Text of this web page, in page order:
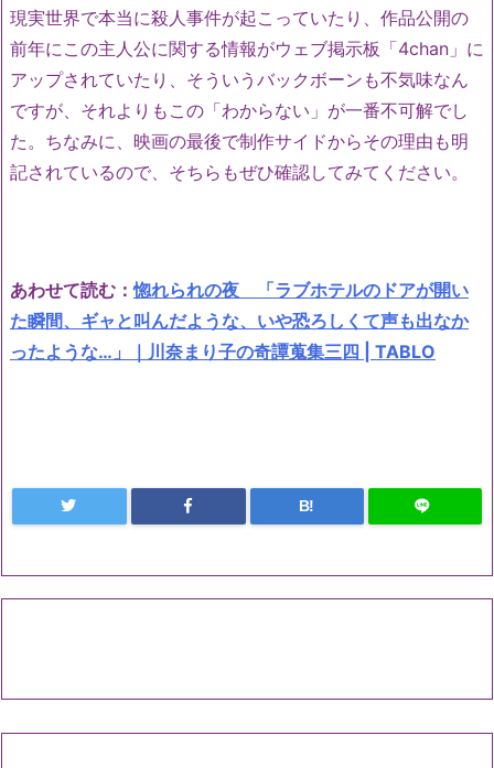
現実世界で本当に殺人事件が起こっていたり、作品公開の
前年にこの主人公に関する情報がウェブ掲示板「4chan」に
アップされていたり、そういうバックボーンも不気味なん
ですが、それよりもこの「わからない」が一番不可解でし
た。ちなみに、映画の最後で制作サイドからその理由も明
記されているので、そちらもぜひ確認してみてください。
あわせて読む：惚れられの夜 「ラブホテルのドアが開い
た瞬間、ギャと叫んだような、いや恐ろしくて声も出なか
ったような…」｜川奈まり子の奇譚蒐集三四 | TABLO
B!